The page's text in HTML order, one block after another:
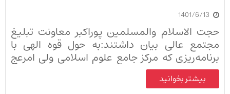
1401/6/13
حجت الاسلام والمسلمین پوراکبر معاونت تبلیغ
مجتمع عالی بیان داشتند:به حول قوه الهی با
برنامه‌ریزی که مرکز جامع علوم اسلامی ولی امرعج
انجام داده است بنا شد که امور تبلیغات هم در کنار
تحصیل و تحقیق و تعلم وجود داشته باشد چون
بیشتر بخوانید